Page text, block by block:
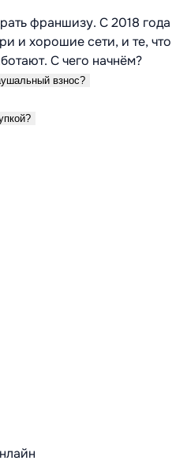
франшизу. С 2018 года
и хорошие сети, и те, что
С чего начнём?
взнос?